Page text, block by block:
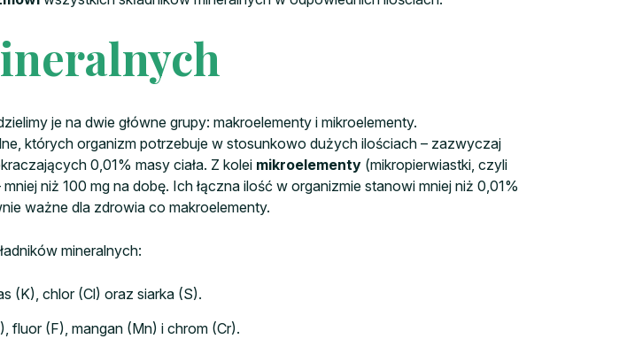
je na dwie główne grupy: makroelementy i mikroelementy.
których organizm potrzebuje w stosunkowo dużych ilościach – zazwyczaj
0,01% masy ciała. Z kolei mikroelementy (mikropierwiastki, czyli
niż 100 mg na dobę. Ich łączna ilość w organizmie stanowi mniej niż 0,01%
ważne dla zdrowia co makroelementy.
mineralnych:
(K), chlor (Cl) oraz siarka (S).
fluor (F), mangan (Mn) i chrom (Cr).